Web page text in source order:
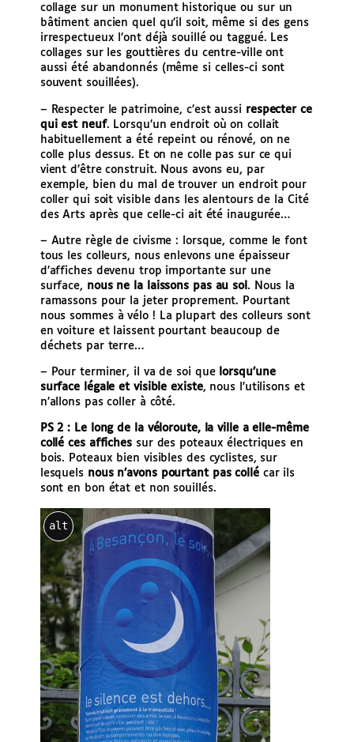
collage sur un monument historique ou sur un
bâtiment ancien quel qu’il soit, même si des gens
irrespectueux l’ont déjà souillé ou taggué. Les
collages sur les gouttières du centre-ville ont
aussi été abandonnés (même si celles-ci sont
souvent souillées).
– Respecter le patrimoine, c’est aussi respecter ce
qui est neuf. Lorsqu’un endroit où on collait
habituellement a été repeint ou rénové, on ne
colle plus dessus. Et on ne colle pas sur ce qui
vient d’être construit. Nous avons eu, par
exemple, bien du mal de trouver un endroit pour
coller qui soit visible dans les alentours de la Cité
des Arts après que celle-ci ait été inaugurée…
– Autre règle de civisme : lorsque, comme le font
tous les colleurs, nous enlevons une épaisseur
d’affiches devenu trop importante sur une
surface, nous ne la laissons pas au sol . Nous la
ramassons pour la jeter proprement. Pourtant
nous sommes à vélo ! La plupart des colleurs sont
en voiture et laissent pourtant beaucoup de
déchets par terre…
– Pour terminer, il va de soi quelorsqu’une
surface légale et visible existe, nous l’utilisons et
n’allons pas coller à côté.
PS 2 : Le long de la véloroute, la ville a elle-même
collé ces affiches sur des poteaux électriques en
bois. Poteaux bien visibles des cyclistes, sur
lesquels nous n’avons pourtant pas collécar ils
sont en bon état et non souillés.
alt